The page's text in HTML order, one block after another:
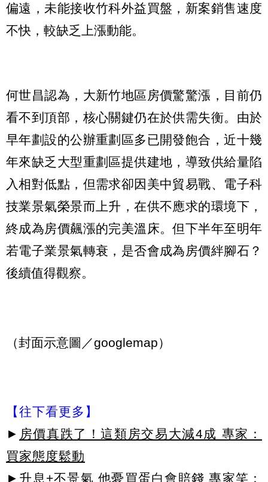
偏遠，未能接收竹科外益買盤，新案銷售速度
不快，較缺乏上漲動能。
何世昌認為，大新竹地區房價驚驚漲，目前仍
看不到頂部，核心關鍵仍在於供需失衡。由於
早年劃設的公辦重劃區多已開發飽合，近十幾
年來缺乏大型重劃區提供建地，導致供給量陷
入相對低點，但需求卻因美中貿易戰、電子科
技業景氣榮景而上升，在供不應求的環境下，
終成為房價飆漲的完美溫床。但下半年至明年
若電子業景氣轉衰，是否會成為房價絆腳石？
後續值得觀察。
（封面示意圖／googlemap）
【往下看更多】
► 房價真跌了！這類房交易大減4成 專家：
買家態度鬆動
► 升息+不景氣 他憂買蛋白會賠錢 專家笑：